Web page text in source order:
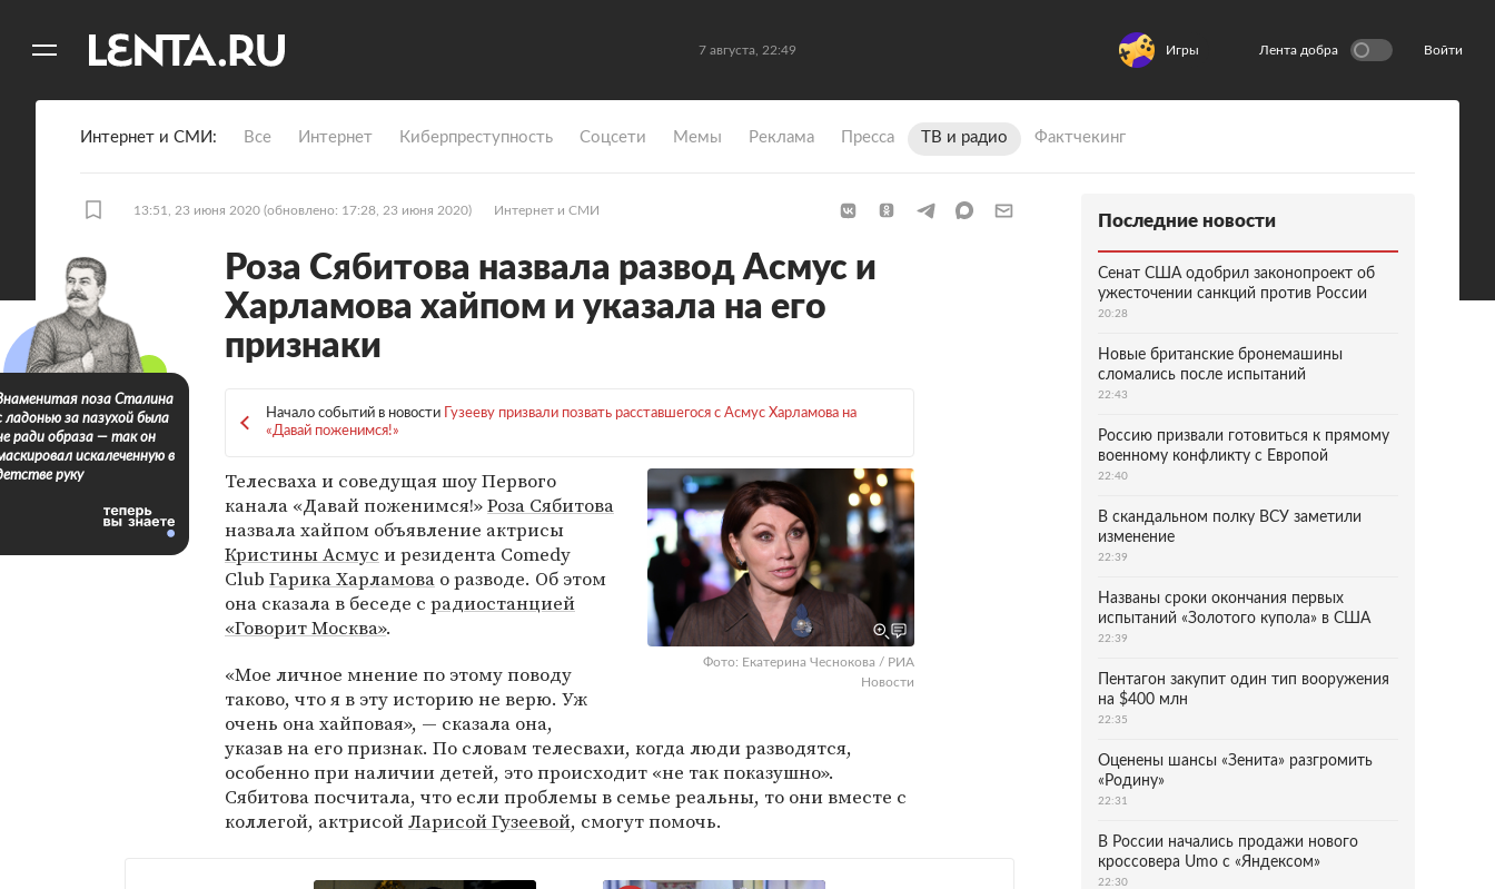
7 августа, 22:49 Игры Лента добра Войти
Интернет и СМИ Все Интернет Киберпреступность Coцсети Мемы Реклама Пресса ТВ и радио Фактчекинг
13:51, 23 июня 2020 (обновлено: 17:28, 23 июня 2020) Интернет и СМИ
Роза Сябитова назвала развод Асмус и
Харламова хайпом и указала на его
признаки
Начало событий в новости
Гузееву призвали позвать расставшегося с Асмус Харламова на
«Давай поженимся!»
Фото: Екатерина Чеснокова / РИА
Новости
Телесваха и соведущая шоу Первого
канала «Давай поженимся!»Роза Сябитова
назвала хайпом объявление актрисы
Кристины Асмус и резидента Comedy
Club Гарика Харламова о разводе. Об этом
она сказала в беседе с радиостанцией
«Говорит Москва».
«Мое личное мнение по этому поводу
таково, что я в эту историю не верю. Уж
очень она хайповая», — сказала она,
указав на его признак. По словам телесвахи, когда люди разводятся,
особенно при наличии детей, это происходит «не так показушно».
Сябитова посчитала, что если проблемы в семье реальны, то они вместе с
коллегой, актрисойЛарисой Гузеевой, смогут помочь.
поза Сталина
ладонью за пазухой была
ради образа — так он
искалеченную в
руку
Последние новости
Сенат США одобрил законопроект об
ужесточении санкций против России
20:28
Новые британские бронемашины
сломались после испытаний
22:43
Россию призвали готовиться к прямому
военному конфликту с Европой
22:40
В скандальном полку ВСУ заметили
изменение
22:39
Названы сроки окончания первых
испытаний «Золотого купола» в США
22:39
Пентагон закупит один тип вооружения
на $400 млн
22:35
Оценены шансы «Зенита» разгромить
«Родину»
22:31
В России начались продажи нового
кроссовера Umo с «Яндексом»
22:30